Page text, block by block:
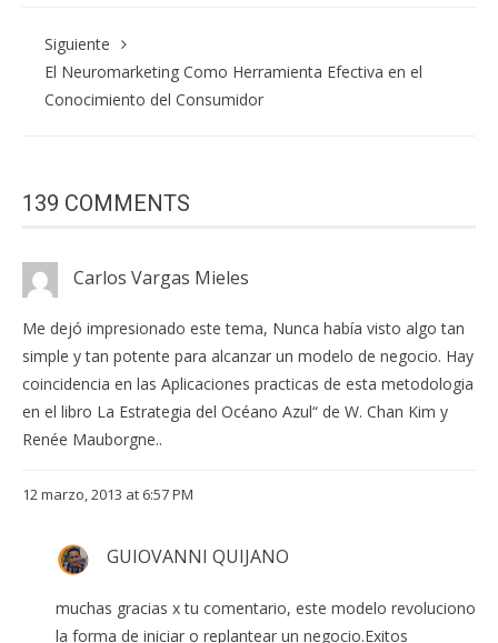
Siguiente
El Neuromarketing Como Herramienta Efectiva en el
Conocimiento del Consumidor
139 COMMENTS
Carlos Vargas Mieles
Me dejó impresionado este tema, Nunca había visto algo tan
simple y tan potente para alcanzar un modelo de negocio. Hay
coincidencia en las Aplicaciones practicas de esta metodologia
en el libro La Estrategia del Océano Azul“ de W. Chan Kim y
Renée Mauborgne..
12 marzo, 2013 at 6:57 PM
GUIOVANNI QUIJANO
muchas gracias x tu comentario, este modelo revoluciono
la forma de iniciar o replantear un negocio.Exitos